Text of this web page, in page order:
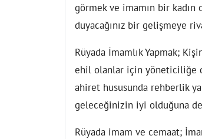
görmek ve imamın bir
duyacağınız bir gelişmeye
Rüyada İmamlık Yapmak;
ehil olanlar için yöneticiliğe
ahiret hususunda rehberlik
geleceğinizin iyi olduğuna
Rüyada imam ve cemaat;